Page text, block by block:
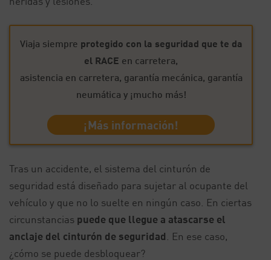
Viaja siempre protegido con la seguridad que te da
el RACE en carretera,
asistencia en carretera, garantía mecánica, garantía
neumática y ¡mucho más!
¡Más información!
Tras un accidente, el sistema del cinturón de
seguridad está diseñado para sujetar al ocupante del
vehículo y que no lo suelte en ningún caso. En ciertas
circunstancias puede que llegue a atascarse el
anclaje del cinturón de seguridad . En ese caso,
¿cómo se puede desbloquear?